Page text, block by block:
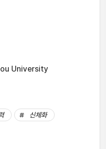
University
신체화